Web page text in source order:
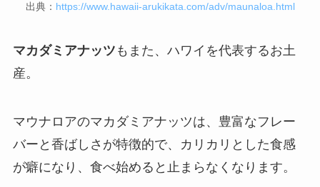
出典： https://www.hawaii-arukikata.com/adv/maunaloa.html
マカダミアナッツ もまた、ハワイを代表するお土
産。
マウナロアのマカダミアナッツは、豊富なフレー
バーと香ばしさが特徴的で、カリカリとした食感
が癖になり、食べ始めると止まらなくなります。